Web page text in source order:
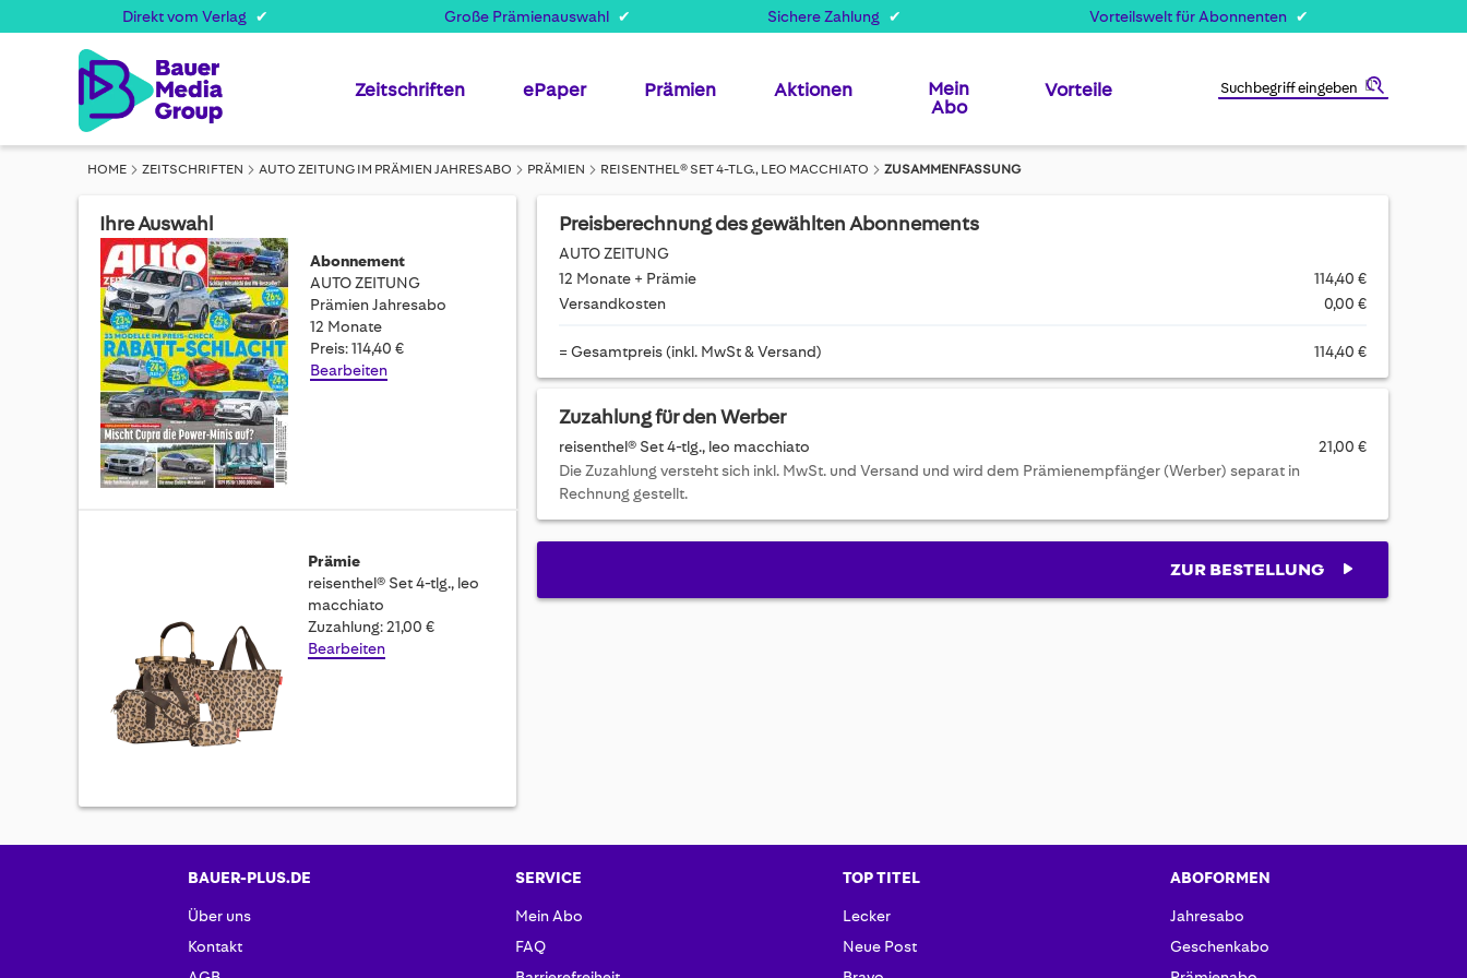
Direkt vom Verlag Große Prämienauswahl Sichere Zahlung Vorteilswelt für Abonnenten
Zeitschriften ePaper Prämien Aktionen
Mein
Abo
Vorteile
HOME ZEITSCHRIFTEN AUTO ZEITUNG IM PRÄMIEN JAHRESABO PRÄMIEN REISENTHEL® SET 4-TLG., LEO MACCHIATO ZUSAMMENFASSUNG
Ihre Auswahl
Abonnement
AUTO ZEITUNG
Prämien Jahresabo
12 Monate
Preis: 114,40 €
Bearbeiten
Prämie
reisenthel® Set 4-tlg., leo
macchiato
Zuzahlung: 21,00 €
Bearbeiten
Preisberechnung des gewählten Abonnements
AUTO ZEITUNG
12 Monate + Prämie
114,40 €
Versandkosten
0,00 €
= Gesamtpreis (inkl. MwSt & Versand) 114,40 €
Zuzahlung für den Werber
reisenthel® Set 4-tlg., leo macchiato
21,00 €
Die Zuzahlung versteht sich inkl. MwSt. und Versand und wird dem Prämienempfänger (Werber) separat in
Rechnung gestellt.
ZUR BESTELLUNG
BAUER-PLUS.DE
Über uns
Kontakt
SERVICE
Mein Abo
FAQ
TOP TITEL
Lecker
Neue Post
ABOFORMEN
Jahresabo
Geschenkabo